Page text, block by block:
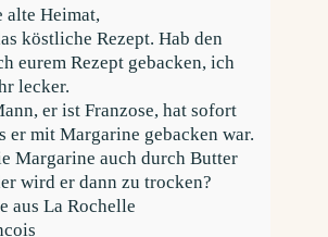
alte Heimat,
köstliche Rezept. Hab den
eurem Rezept gebacken, ich
lecker.
er ist Franzose, hat sofort
er mit Margarine gebacken war.
Margarine auch durch Butter
wird er dann zu trocken?
aus La Rochelle